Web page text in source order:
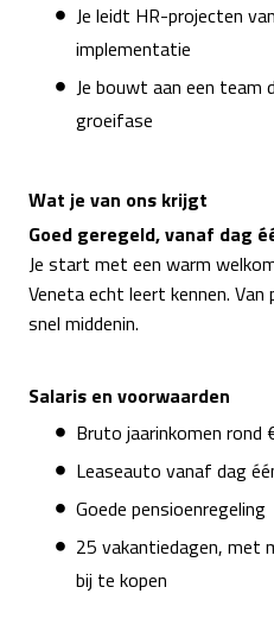
Je leidt HR-projecten
implementatie
Je bouwt aan een team
groeifase
Wat je van ons krijgt
Goed geregeld, vanaf dag
Je start met een warm
Veneta echt leert kennen.
snel middenin.
Salaris en voorwaarden
Bruto jaarinkomen rond
Leaseauto vanaf dag
Goede pensioenregeling
25 vakantiedagen, met
bij te kopen